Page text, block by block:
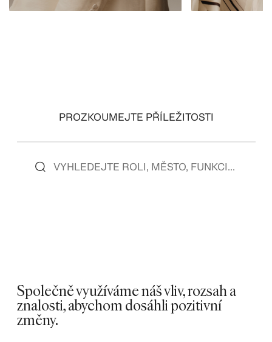
PROZKOUMEJTE PŘÍLEŽITOSTI
Společně využíváme náš vliv, rozsah a
znalosti, abychom dosáhli pozitivní
změny.